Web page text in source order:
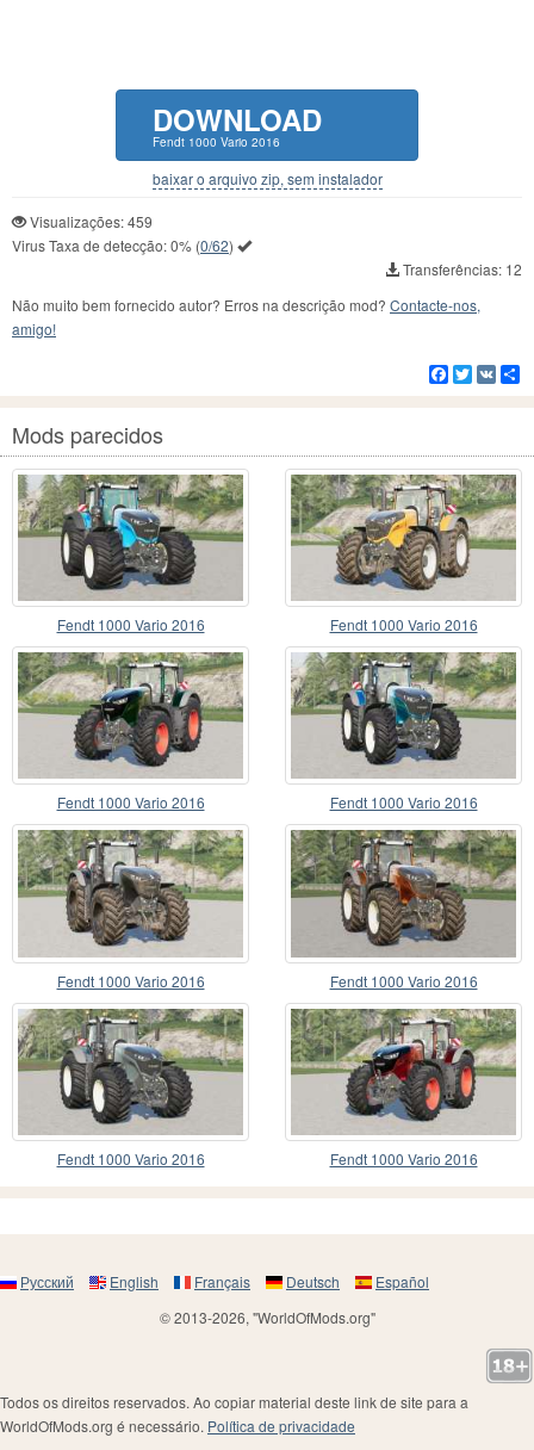
DOWNLOAD
Fendt 1000 Vario 2016
baixar o arquivo zip, sem instalador
Visualizações: 459
Virus Taxa de detecção:0% (0/62)
Transferências: 12
Não muito bem fornecido autor? Erros na descrição mod? Contacte-nos,
amigo!
Facebook
Twitter
VK
Mods parecidos
Fendt 1000 Vario 2016 Fendt 1000 Vario 2016
Fendt 1000 Vario 2016 Fendt 1000 Vario 2016
Fendt 1000 Vario 2016 Fendt 1000 Vario 2016
Fendt 1000 Vario 2016 Fendt 1000 Vario 2016
Русский English Français Deutsch
Español
© 2013-2026, "WorldOfMods.org"
Todos os direitos reservados. Ao copiar material deste link de site para a
WorldOfMods.org é necessário. Política de privacidade